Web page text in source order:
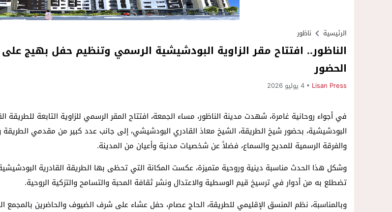
الرئيسية ناظور
الناظور.. افتتاح مقر الزاوية البودشيشية الرسمي وتنظيم حفل بهيج
الحضور
Lisan Press 4 يوليو 2026
في أجواء روحانية غامرة، شهدت مدينة الناظور، مساء الجمعة، افتتاح المقر الرسمي للزاوية التابعة للطريقة
البودشيشية، بحضور شيخ الطريقة، الشيخ معاذ القادري البودشيشي، إلى جانب عدد كبير من مقدمي الطريقة
والفرقة الرسمية للمديح والسماع، فضلاً عن شخصيات مدنية وأعيان من المدينة.
وشكل هذا الحدث مناسبة دينية وروحية متميزة، عكست المكانة التي تحظى بها الطريقة القادرية
تضطلع به من أدوار في ترسيخ قيم الوسطية والاعتدال ونشر ثقافة المحبة والتسامح والتزكية الروحية.
وبالمناسبة، نظم المنسق الإقليمي للطريقة، الحاج عصام، حفل عشاء على شرف الضيوف والحاضرين بالمجمع